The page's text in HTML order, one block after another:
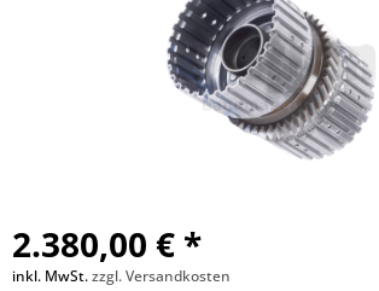
2.380,00 € *
inkl. MwSt.zzgl. Versandkosten